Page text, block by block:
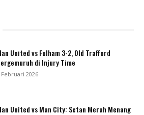
United vs Fulham 3-2, Old Trafford
di Injury Time
Februari 2026
United vs Man City: Setan Merah Menang